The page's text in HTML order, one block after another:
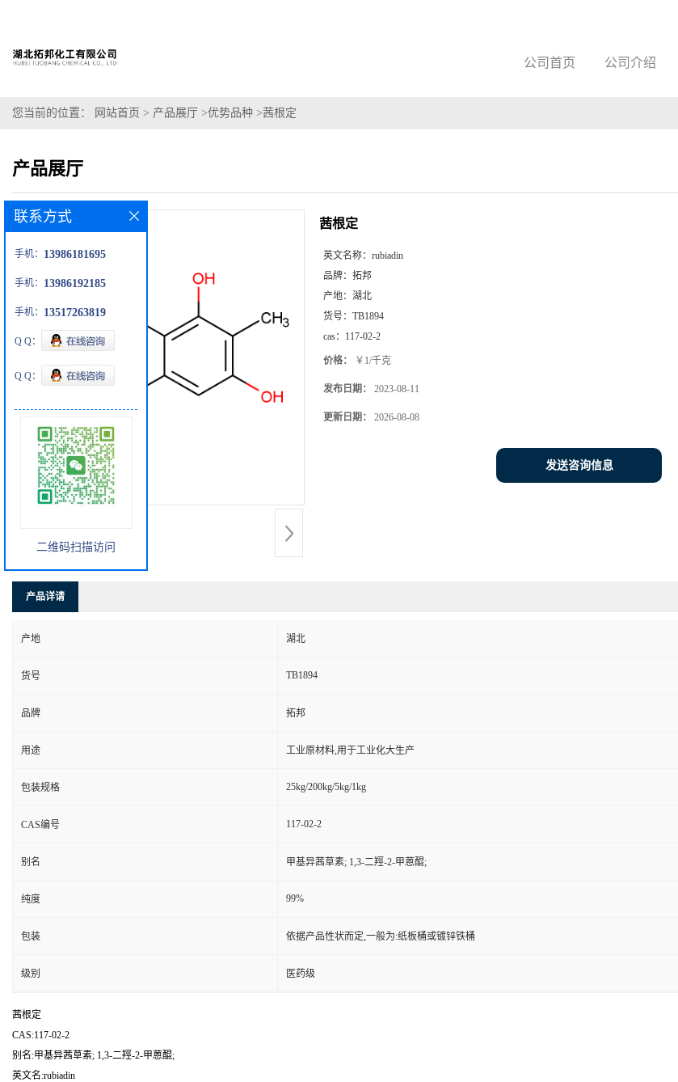
公司首页 公司介绍
您当前的位置： 网站首页 > 产品展厅 >优势品种 >茜根定
产品展厅
茜根定
英文名称： rubiadin
品牌： 拓邦
产地： 湖北
货号： TB1894
cas： 117-02-2
价格： ￥1/千克
发布日期： 2023-08-11
更新日期： 2026-08-08
发送咨询信息
产品详请
产地 湖北
货号 TB1894
品牌 拓邦
用途 工业原材料,用于工业化大生产
包装规格 25kg/200kg/5kg/1kg
CAS编号 117-02-2
别名 甲基异茜草素; 1,3-二羥-2-甲蒽醌;
纯度 99%
包装 依据产品性状而定,一般为:纸板桶或镀锌铁桶
级别 医药级
茜根定
CAS:117-02-2
别名:甲基异茜草素; 1,3-二羥-2-甲蒽醌;
英文名:rubiadin
联系方式
手机： 13986181695
手机： 13986192185
手机： 13517263819
Q Q：
Q Q：
二维码扫描访问